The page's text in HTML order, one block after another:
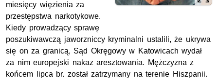
miesięcy więzienia za
przestępstwa narkotykowe.
Kiedy prowadzący sprawę
poszukiwawczą jaworzniccy kryminalni ustalili, że ukrywa
się on za granicą, Sąd Okręgowy w Katowicach wydał
za nim europejski nakaz aresztowania. Mężczyzna z
końcem lipca br. został zatrzymany na terenie Hiszpanii.